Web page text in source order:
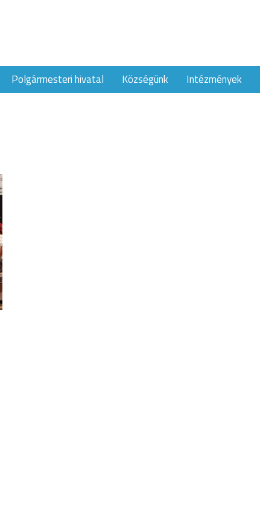
Polgármesteri hivatal Községünk Intézmények